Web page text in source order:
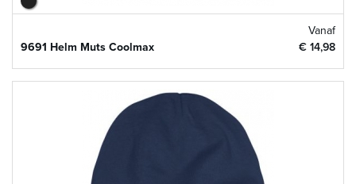
9691 Helm Muts Coolmax
Vanaf
€ 14,98